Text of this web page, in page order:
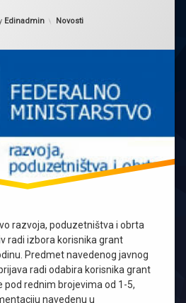
on 2024-05-19
Edinadmin Kategorije:
Novosti
razvoja, poduzetništva i obrta
radi izbora korisnika grant
Predmet navedenog javnog
radi odabira korisnika grant
pod rednim brojevima od 1-5,
navedenu u